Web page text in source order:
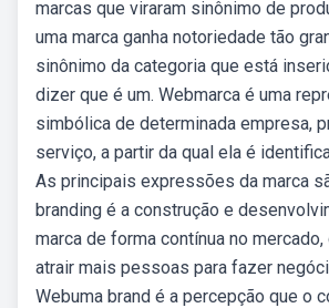
marcas que viraram sinônimo de
uma marca ganha notoriedade tão
sinônimo da categoria que está
dizer que é um. Webmarca é uma
simbólica de determinada empresa,
serviço, a partir da qual ela é
As principais expressões da marca
branding é a construção e
marca de forma contínua no
atrair mais pessoas para fazer
Webuma brand é a percepção que o